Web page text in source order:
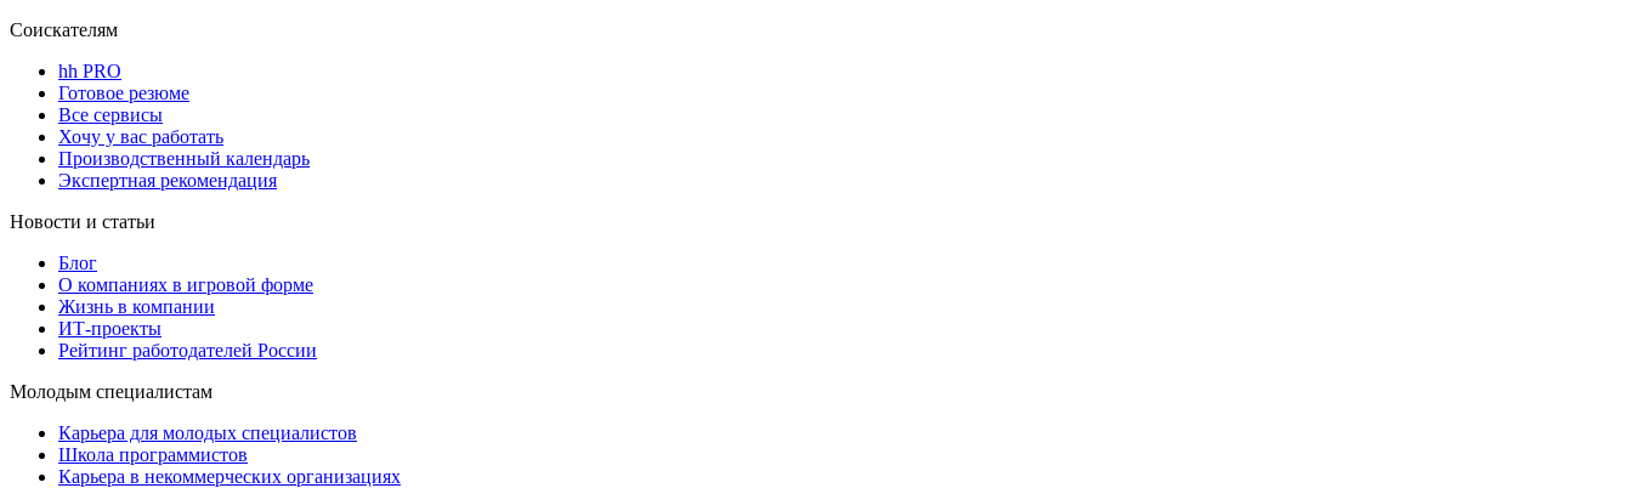
Соискателям
hh PRO
Готовое резюме
Все сервисы
Хочу у вас работать
Производственный календарь
Экспертная рекомендация
Новости и статьи
Блог
О компаниях в игровой форме
Жизнь в компании
ИТ-проекты
Рейтинг работодателей России
Молодым специалистам
Карьера для молодых специалистов
Школа программистов
Карьера в некоммерческих организациях